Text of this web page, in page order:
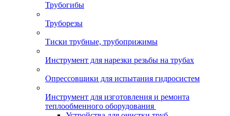
Трубогибы
Труборезы
Тиски трубные, трубоприжимы
Инструмент для нарезки резьбы на трубах
Опрессовщики для испытания гидросистем
Инструмент для изготовления и ремонта
теплообменного оборудования